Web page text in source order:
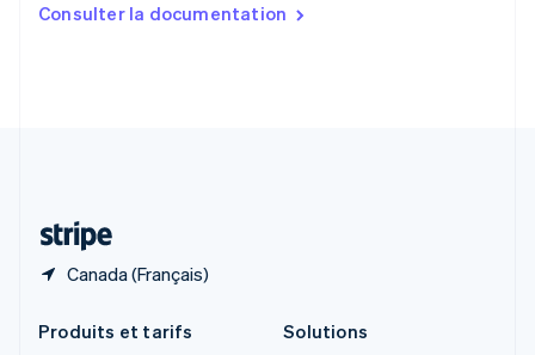
Consulter la documentation
Canada (Français)
English
Produits et tarifs
Solutions